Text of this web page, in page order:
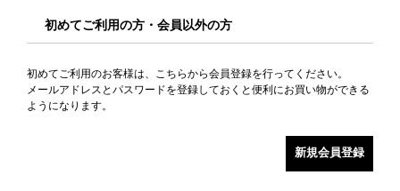
初めてご利用の方・会員以外の方
初めてご利用のお客様は、こちらから会員登録を行ってください。
メールアドレスとパスワードを登録しておくと便利にお買い物ができる
ようになります。